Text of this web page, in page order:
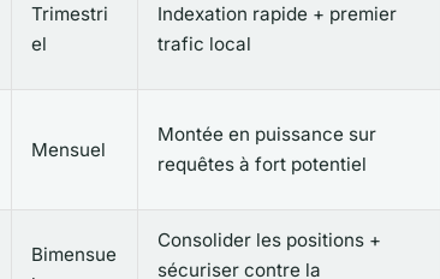
Trimestri
el
Indexation rapide + premier
trafic local
Mensuel
Montée en puissance sur
requêtes à fort potentiel
Bimensue
Consolider les positions +
sécuriser contre la